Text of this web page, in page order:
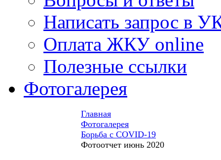
Написать запрос в
Оплата ЖКУ online
Полезные ссылки
Фотогалерея
Главная
Фотогалерея
Борьба с COVID-19
Фотоотчет июнь 2020